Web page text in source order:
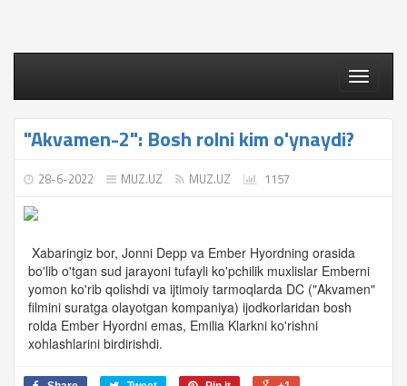
Toggle
"Akvamen-2": Bosh rolni kim o'ynaydi?
28-6-2022 MUZ.UZ MUZ.UZ 1157
Xabaringiz bor, Jonni Depp va Ember Hyordning orasida
bo'lib o'tgan sud jarayoni tufayli ko'pchilik muxlislar Emberni
yomon ko'rib qolishdi va ijtimoiy tarmoqlarda DC ("Akvamen"
filmini suratga olayotgan kompaniya) ijodkorlaridan bosh
rolda Ember Hyordni emas, Emilia Klarkni ko'rishni
xohlashlarini birdirishdi.